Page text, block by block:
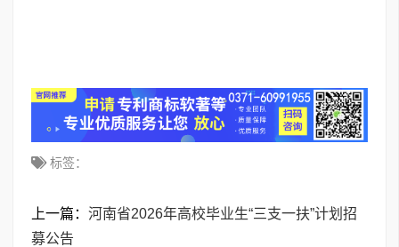
标签：
上一篇： 河南省2026年高校毕业生“三支一扶”计划招
募公告